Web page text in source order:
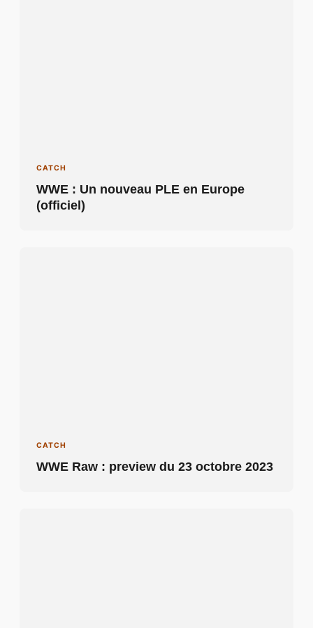
CATCH
WWE : Un nouveau PLE en Europe
(officiel)
CATCH
WWE Raw : preview du 23 octobre 2023